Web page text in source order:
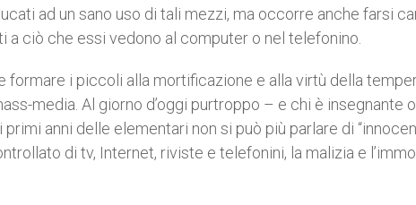
ad un sano uso di tali mezzi, ma occorre anche farsi
a ciò che essi vedono al computer o nel telefonino.
formare i piccoli alla mortificazione e alla virtù della
media. Al giorno d’oggi purtroppo – e chi è insegnante
anni delle elementari non si può più parlare di
di tv, Internet, riviste e telefonini, la malizia e